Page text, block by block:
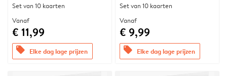
Set van 10 kaarten
Vanaf
€ 11,99
offers Elke dag lage prijzen
Set van 10 kaarten
Vanaf
€ 9,99
offers Elke dag lage prijzen